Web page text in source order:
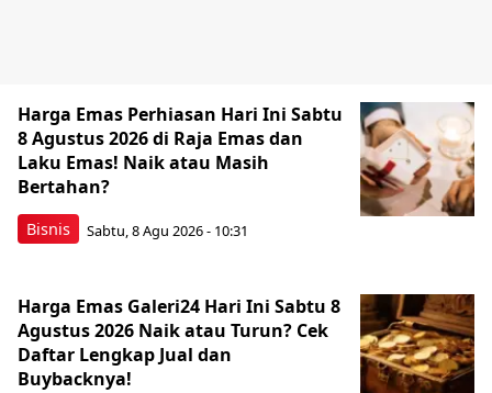
Bisnis
Harga Emas Perhiasan Hari Ini Sabtu
8 Agustus 2026 di Raja Emas dan
Laku Emas! Naik atau Masih
Bertahan?
Sabtu, 8 Agu 2026 - 10:31
Harga Emas Galeri24 Hari Ini Sabtu 8
Agustus 2026 Naik atau Turun? Cek
Daftar Lengkap Jual dan
Buybacknya!